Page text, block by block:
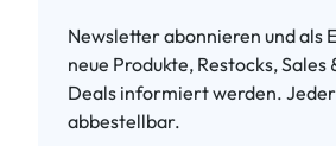
Newsletter abonnieren und als
neue Produkte, Restocks, Sales
Deals informiert werden.
abbestellbar.